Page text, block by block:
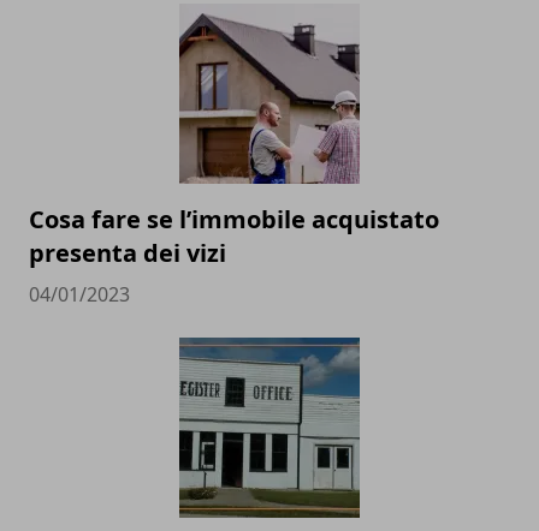
Cosa fare se l’immobile acquistato
presenta dei vizi
04/01/2023